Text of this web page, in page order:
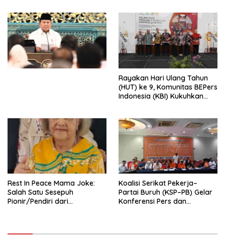
Penjajahan (Pergolakan
Ekonomi Politik Indonesia) &
Simposium Nasional “Urgensi
Undang-Undang
Perekonomian Nasional dan
Kesejahteraan Sosial dalam
Rayakan Hari Ulang Tahun
(HUT) ke 9, Komunitas BEPers
Indonesia (KBI) Kukuhkan
Tema: “Penguatan dan
Pengembangan Organisasi
KBI yang Berbasis Riset di
seluruh Indonesia dan
Mancanegara”.
Rest In Peace Mama Joke:
Salah Satu Sesepuh
Pionir/Pendiri dari
Koalisi Serikat Pekerja–
Partai Buruh (KSP–PB) Gelar
Konferensi Pers dan